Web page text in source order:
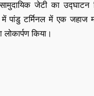
जेटी का
में पांडु टर्मिनल में एक
किया।